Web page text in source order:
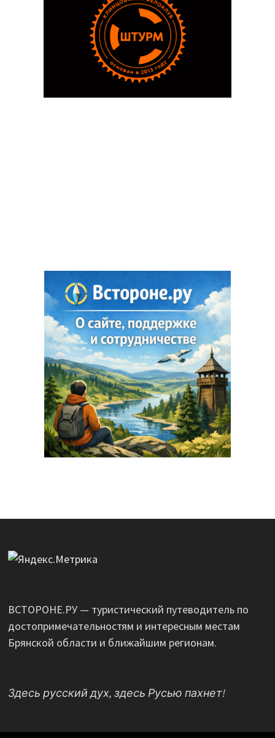
ВСТОРОНЕ.РУ — туристический путеводитель по
достопримечательностям и интересным местам
Брянской области и ближайшим регионам.
Здесь русский дух, здесь Русью пахнет!